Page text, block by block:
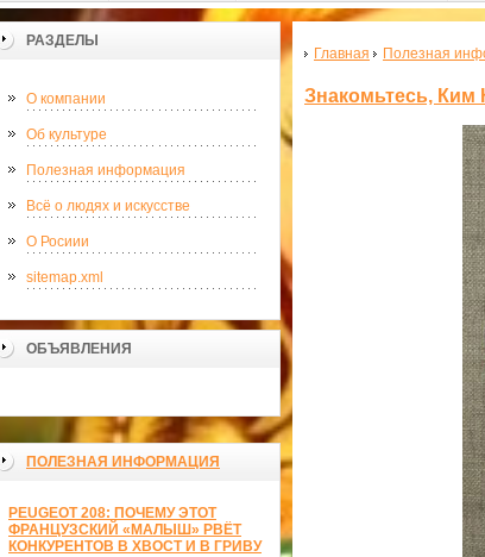
РАЗДЕЛЫ
О компании
Об культуре
Полезная информация
Всё о людях и искусстве
О Росиии
sitemap.xml
ОБЪЯВЛЕНИЯ
ПОЛЕЗНАЯ ИНФОРМАЦИЯ
PEUGEOT 208: ПОЧЕМУ ЭТОТ
ФРАНЦУЗСКИЙ «МАЛЫШ» РВЁТ
КОНКУРЕНТОВ В ХВОСТ И В ГРИВУ
Главная Полезная
Знакомьтесь, Ким